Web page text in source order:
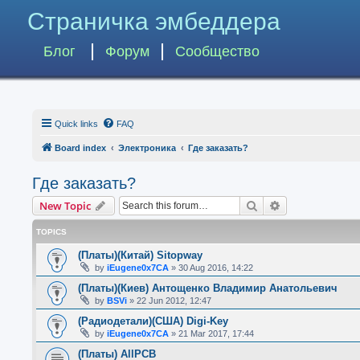
Страничка эмбеддера
Блог Форум Сообщество
Quick links FAQ
Board index Электроника Где заказать?
Где заказать?
New Topic Search
TOPICS
(Платы)(Китай) Sitopway
by iEugene0x7CA » 30 Aug 2016, 14:22
(Платы)(Киев) Антощенко Владимир Анатольевич
by BSVi » 22 Jun 2012, 12:47
(Радиодетали)(США) Digi-Key
by iEugene0x7CA » 21 Mar 2017, 17:44
(Платы) AllPCB